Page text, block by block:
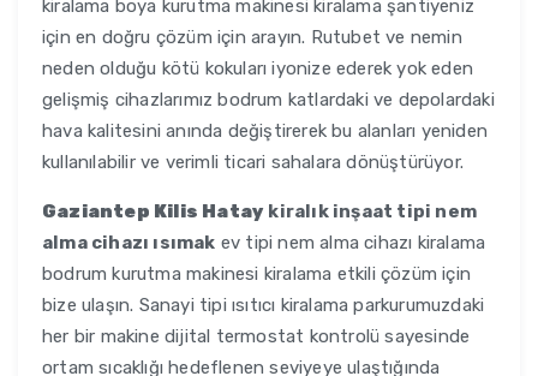
kiralama boya kurutma makinesi kiralama şantiyeniz
için en doğru çözüm için arayın. Rutubet ve nemin
neden olduğu kötü kokuları iyonize ederek yok eden
gelişmiş cihazlarımız bodrum katlardaki ve depolardaki
hava kalitesini anında değiştirerek bu alanları yeniden
kullanılabilir ve verimli ticari sahalara dönüştürüyor.
Gaziantep Kilis Hatay kiralık inşaat tipi nem
alma cihazı ısımak ev tipi nem alma cihazı kiralama
bodrum kurutma makinesi kiralama etkili çözüm için
bize ulaşın. Sanayi tipi ısıtıcı kiralama parkurumuzdaki
her bir makine dijital termostat kontrolü sayesinde
ortam sıcaklığı hedeflenen seviyeye ulaştığında